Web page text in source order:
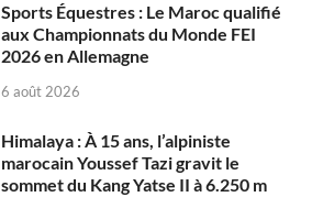
Sports Équestres : Le Maroc qualifié
aux Championnats du Monde FEI
2026 en Allemagne
6 août 2026
Himalaya : À 15 ans, l’alpiniste
marocain Youssef Tazi gravit le
sommet du Kang Yatse II à 6.250 m